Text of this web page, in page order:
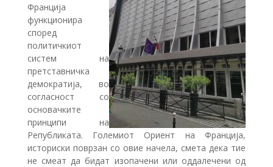
Франција
функционира
според
политичкиот
систем на
претставничка
демократија, во
согласност со
основачките
принципи на
Републиката. Големиот Ориент на Франција,
историски поврзан со овие начела, смета дека тие
не смеат да бидат изопачени или оддалечени од